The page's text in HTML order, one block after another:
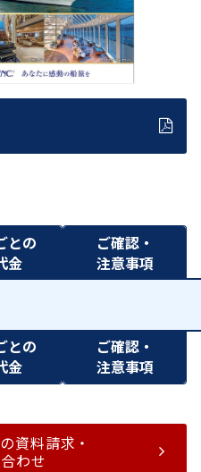
との
金
ご確認・
注意事項
との
金
ご確認・
注意事項
資料請求・
わせ